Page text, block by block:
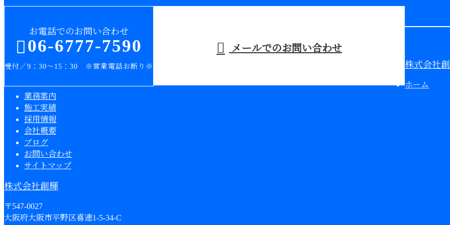
お電話でのお問い合わせ
06-6777-7590
受付／9：30～15：30 ※営業電話お断り※
メールでのお問い合わせ
株式会社
ホーム
業務案内
施工実績
採用情報
会社概要
ブログ
お問い合わせ
サイトマップ
株式会社創輝
〒547-0027
大阪府大阪市平野区喜連1-5-34-C